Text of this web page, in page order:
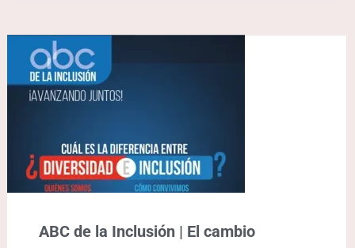
ABC de la Inclusión | El cambio